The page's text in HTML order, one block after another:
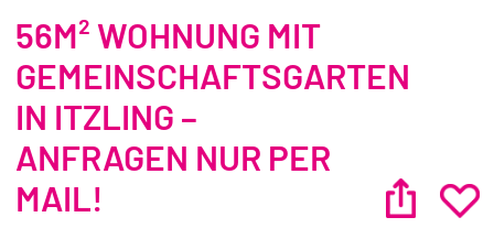
56M² WOHNUNG MIT
GEMEINSCHAFTSGARTEN
IN ITZLING –
ANFRAGEN NUR PER
MAIL!